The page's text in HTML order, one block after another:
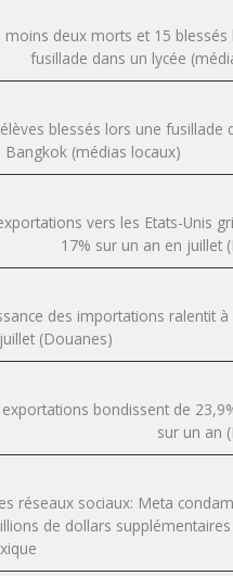
moins deux morts et 15 blessés
fusillade dans un lycée
blessés lors une fusillade
Bangkok (médias locaux)
vers les Etats-Unis
17% sur un an en juillet
des importations ralentit à
(Douanes)
exportations bondissent de
sur un an
réseaux sociaux: Meta
de dollars